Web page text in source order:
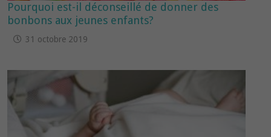
Pourquoi est-il déconseillé de donner des
bonbons aux jeunes enfants?
31 octobre 2019